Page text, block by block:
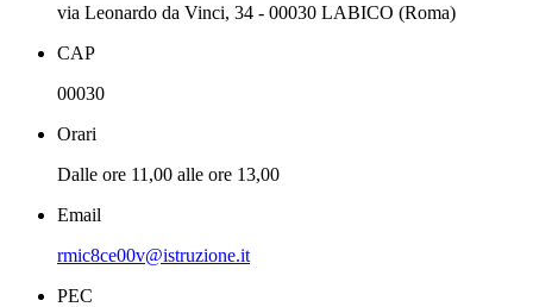
via Leonardo da Vinci, 34 - 00030 LABICO (Roma)
CAP
00030
Orari
Dalle ore 11,00 alle ore 13,00
Email
rmic8ce00v@istruzione.it
PEC